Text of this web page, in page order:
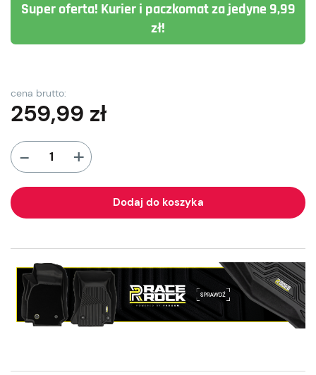
Super oferta! Kurier i paczkomat za jedyne 9,99
zł!
cena brutto:
259,99 zł
- +
Dodaj do koszyka